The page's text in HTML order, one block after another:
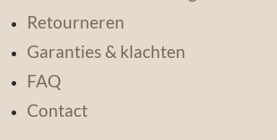
Retourneren
Garanties & klachten
FAQ
Contact